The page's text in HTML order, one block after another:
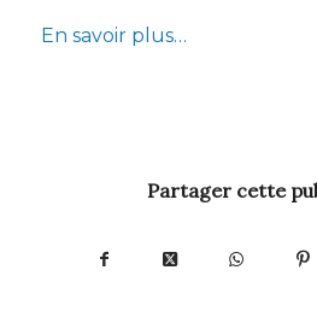
En savoir plus…
Partager cette